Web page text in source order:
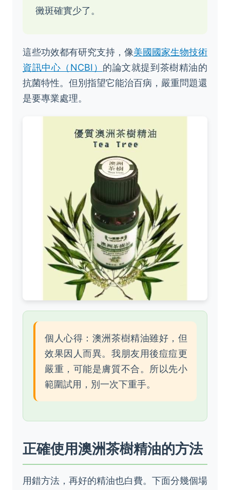
黴斑確實少了。
這些功效都有研究支持，像美國國家生物技術
資訊中心（NCBI） 的論文就提到茶樹精油的
抗菌特性。但別指望它能治百病，嚴重問題還
是要專業處理。
個人心得：澳洲茶樹精油雖好，但
效果因人而異。我朋友用後痘痘更
嚴重，可能是膚質不合。所以先小
範圍試用，別一次下重手。
正確使用澳洲茶樹精油的方法
用錯方法，再好的精油也白費。下面分幾個場